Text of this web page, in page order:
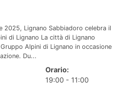
2025, Lignano Sabbiadoro celebra il
di Lignano La città di Lignano
Alpini di Lignano in occasione
Du...
Orario:
19:00 - 11:00